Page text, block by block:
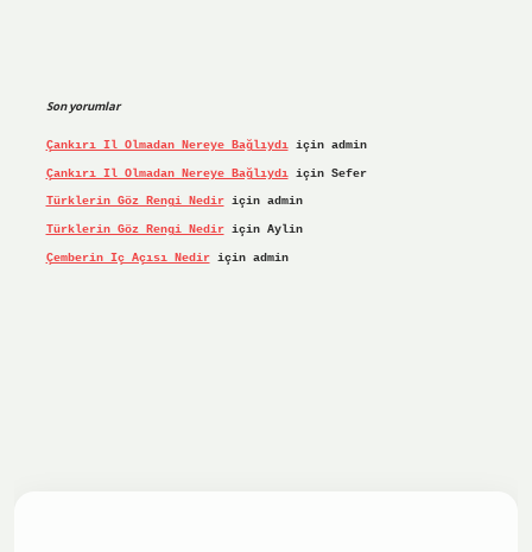
Son yorumlar
Çankırı Il Olmadan Nereye Bağlıydıiçin admin
Çankırı Il Olmadan Nereye Bağlıydıiçin Sefer
Türklerin Göz Rengi Nediriçin admin
Türklerin Göz Rengi Nediriçin Aylin
Çemberin Iç Açısı Nediriçin admin